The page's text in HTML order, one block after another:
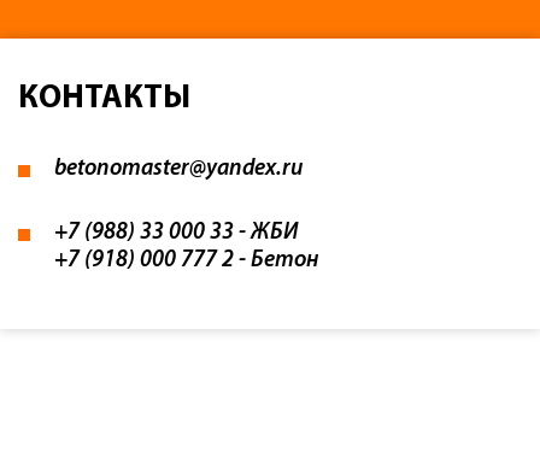
КОНТАКТЫ
betonomaster@yandex.ru
+7 (988) 33 000 33 - ЖБИ
+7 (918) 000 777 2 - Бетон